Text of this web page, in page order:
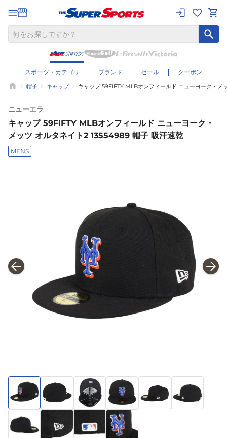
スポーツ・カテゴリ ブランド セール クーポン
帽子 キャップ キャップ 59FIFTY MLBオンフィールド ニューヨーク・メ
ニューエラ
キャップ 59FIFTY MLBオンフィールド ニューヨーク・
メッツ オルタネイト2 13554989 帽子 吸汗速乾
MENS